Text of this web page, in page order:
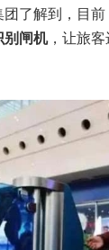
了解到，目前
别闸机，让旅客